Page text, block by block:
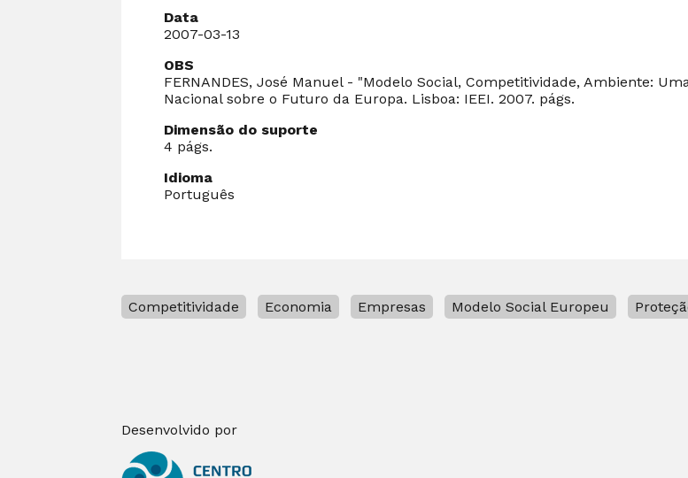
Data
2007-03-13
OBS
FERNANDES, José Manuel - "Modelo Social, Competitividade, Ambiente:
Nacional sobre o Futuro da Europa. Lisboa: IEEI. 2007. págs.
Dimensão do suporte
4 págs.
Idioma
Português
Competitividade Economia Empresas Modelo Social Europeu
Desenvolvido por